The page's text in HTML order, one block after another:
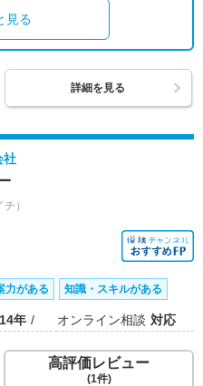
見る
詳細を見る
社
）
力がある 知識・スキルがある
14年 オンライン相談 対応
高評価レビュー
(1件)